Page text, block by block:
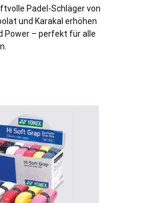
Padel-Schläger von
und Karakal erhöhen
Power – perfekt für alle